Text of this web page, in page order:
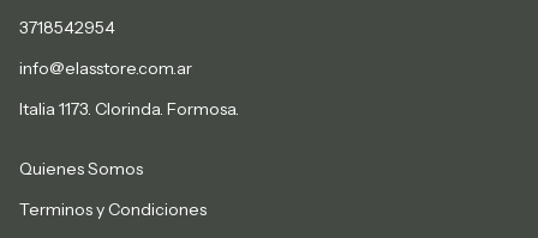
3718542954
info@elasstore.com.ar
Italia 1173. Clorinda. Formosa.
Quienes Somos
Terminos y Condiciones